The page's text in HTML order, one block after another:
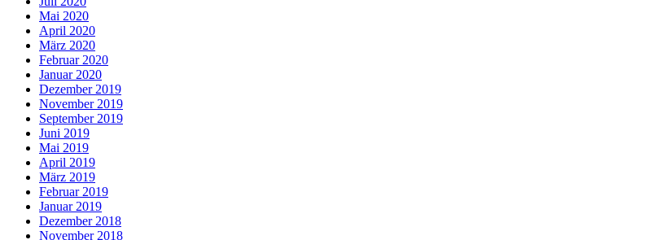
Mai 2020
April 2020
März 2020
Februar 2020
Januar 2020
Dezember 2019
November 2019
September 2019
Juni 2019
Mai 2019
April 2019
März 2019
Februar 2019
Januar 2019
Dezember 2018
November 2018